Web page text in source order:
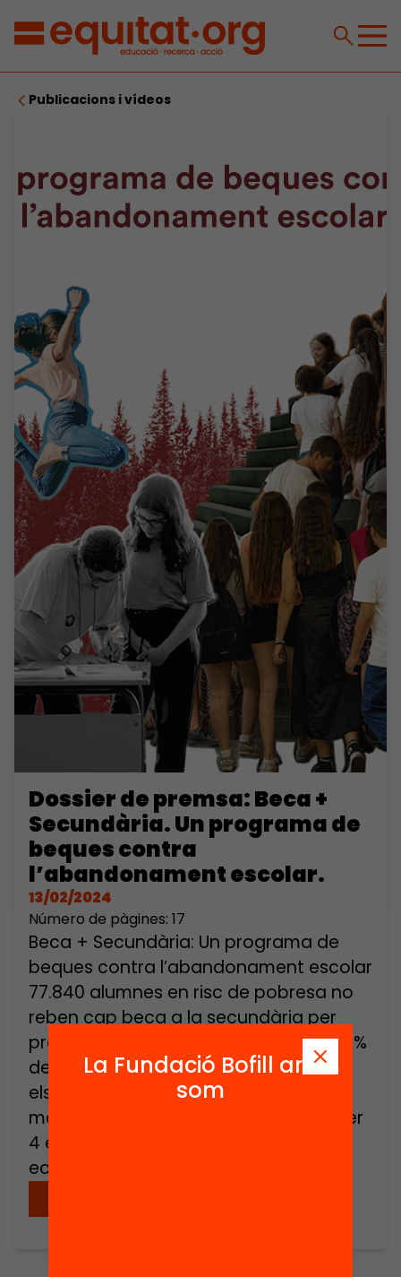
Publicacions i vídeos
Dossier de premsa: Beca +
Secundària. Un programa de
beques contra
l’abandonament escolar.
13/02/2024
Número de pàgines: 17
Beca + Secundària: Un programa de
beques contra l’abandonament escolar
77.840 alumnes en risc de pobresa no
reben cap beca a la secundària per
prevenir l’abandonament escolar El 14%
dels joves abandona prematurament
els estudis, un percentatge entre els
més alts d’Europa que es multiplica per
4 entre els joves amb menys recursos
econòmics. L’any […]
La Fundació Bofill ara
som